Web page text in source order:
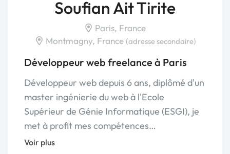
Soufian Ait Tirite
Paris, France
Montmagny, France (adresse secondaire)
Développeur web freelance à Paris
Développeur web depuis 6 ans, diplômé d'un
master ingénierie du web à l'Ecole
Supérieur de Génie Informatique (ESGI), je
met à profit mes compétences…
Voir plus